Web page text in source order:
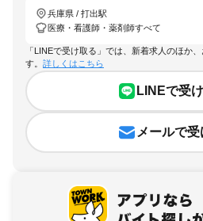
兵庫県 / 打出駅
医療・看護師・薬剤師すべて
「LINEで受け取る」では、新着求人のほか
す。 詳しくはこちら
LINEで受
メールで